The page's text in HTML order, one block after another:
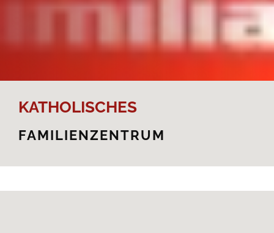
KATHOLISCHES
FAMILIENZENTRUM